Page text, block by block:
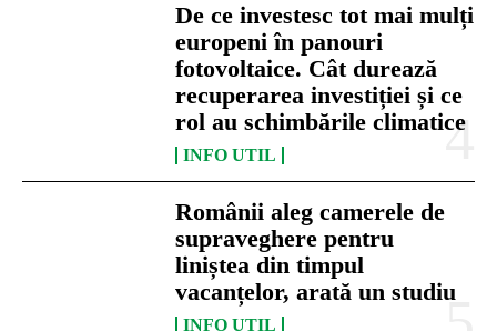
De ce investesc tot mai mulți
europeni în panouri
fotovoltaice. Cât durează
recuperarea investiției și ce
rol au schimbările climatice
INFO UTIL
Românii aleg camerele de
supraveghere pentru
liniștea din timpul
vacanțelor, arată un studiu
INFO UTIL